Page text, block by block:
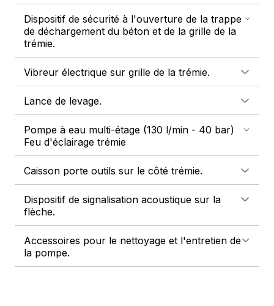
Dispositif de sécurité à l'ouverture de la trappe
de déchargement du béton et de la grille de la
trémie.
Vibreur électrique sur grille de la trémie.
Lance de levage.
Pompe à eau multi-étage (130 l/min - 40 bar)
Feu d'éclairage trémie
Caisson porte outils sur le côté trémie.
Dispositif de signalisation acoustique sur la
flèche.
Accessoires pour le nettoyage et l'entretien de
la pompe.